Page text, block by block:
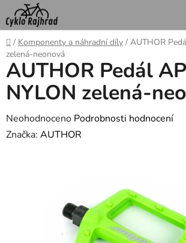
Přejít
na
obsah
Domů
/ Komponenty a náhradní díly / AUTHOR
zelená-neonová
AUTHOR Pedál
NYLON zelená-
Průměrné
hodnocení
Neohodnoceno Podrobnosti hodnocení
Značka: AUTHOR